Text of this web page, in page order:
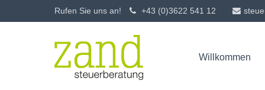
Benutzername Lorem
Rufen Sie uns an! +43 (0)3622 541 12
Willkommen
Service - Info-